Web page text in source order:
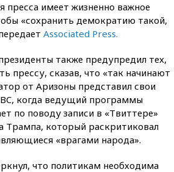
пресса имеет жизненно важное
«сохранить демократию такой,
Associated Press.
также предупредил тех,
прессу, сказав, что «так начинают
от Аризоны представил свои
когда ведущий программы
по поводу записи в «Твиттере»
Трампа, который раскритиковал
«врагами народа».
что политикам необходима